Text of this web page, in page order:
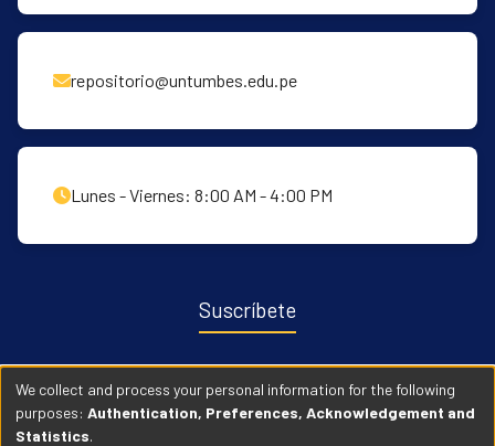
repositorio@untumbes.edu.pe
Lunes - Viernes: 8:00 AM - 4:00 PM
Suscríbete
Recibe notificaciones sobre nuevas publicaciones y eventos
relacionados con el repositorio. ingresa Aqui →
We collect and process your personal information for the following
purposes: Authentication, Preferences, Acknowledgement and
Statistics.